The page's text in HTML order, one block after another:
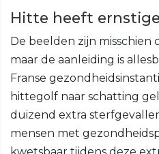
Hitte heeft
De beelden zijn misschien
maar de aanleiding is
Franse
hittegolf naar schatting
duizend extra
mensen met